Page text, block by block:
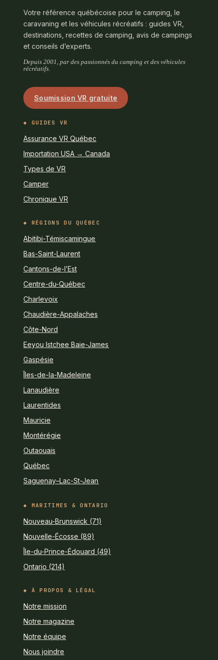
Votre référence québécoise pour le camping, le
caravaning et les véhicules récréatifs : guides VR,
destinations, recettes de camping, avis de campings
et conseils d’experts.
Depuis 2001, par des passionnés du camping et des véhicules
récréatifs.
Soumission VR gratuite
GUIDES VR
Assurance VR Québec
Importation USA → Canada
Types de VR
Camper
Chronique VR
RÉGIONS DU QUÉBEC
Abitibi-Témiscamingue
Bas-Saint-Laurent
Cantons-de-l’Est
Centre-du-Québec
Charlevoix
Chaudière-Appalaches
Côte-Nord
Eeyou Istchee Baie-James
Gaspésie
Îles-de-la-Madeleine
Lanaudière
Laurentides
Mauricie
Montérégie
Outaouais
Québec
Saguenay–Lac-St-Jean
MARITIMES & ONTARIO
Nouveau-Brunswick (71)
Nouvelle-Écosse (89)
Île-du-Prince-Édouard (49)
Ontario (214)
À PROPOS & LÉGAL
Notre mission
Notre magazine
Notre équipe
Nous joindre